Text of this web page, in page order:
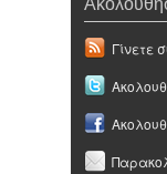
Γίνετε